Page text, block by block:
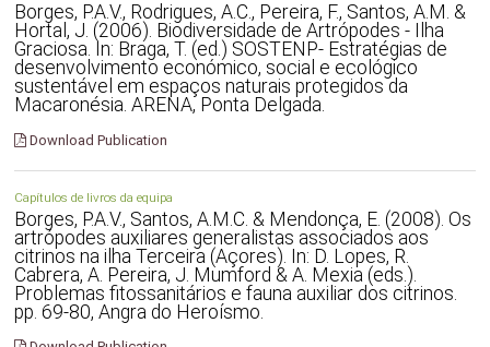
Borges, P.A.V., Rodrigues, A.C., Pereira, F., Santos, A.M. &
Hortal, J. (2006). Biodiversidade de Artrópodes - Ilha
Graciosa. In: Braga, T. (ed.) SOSTENP- Estratégias de
desenvolvimento económico, social e ecológico
sustentável em espaços naturais protegidos da
Macaronésia. ARENA, Ponta Delgada.
Download Publication
Capítulos de livros da equipa
Borges, P.A.V., Santos, A.M.C. & Mendonça, E. (2008). Os
artrópodes auxiliares generalistas associados aos
citrinos na ilha Terceira (Açores). In: D. Lopes, R.
Cabrera, A. Pereira, J. Mumford & A. Mexia (eds.).
Problemas fitossanitários e fauna auxiliar dos citrinos.
pp. 69-80, Angra do Heroísmo.